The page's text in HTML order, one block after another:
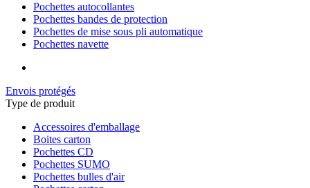
Pochettes autocollantes
Pochettes bandes de protection
Pochettes de mise sous pli automatique
Pochettes navette
Envois protégés
Type de produit
Accessoires d'emballage
Boites carton
Pochettes CD
Pochettes SUMO
Pochettes bulles d'air